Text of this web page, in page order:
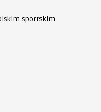
sportskim